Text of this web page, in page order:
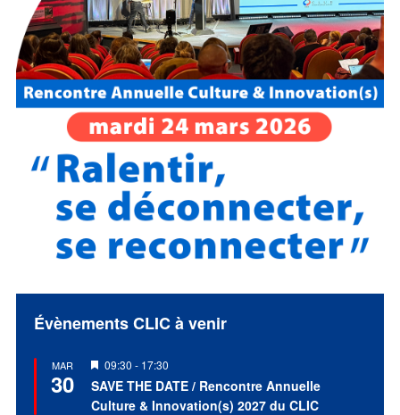
Évènements CLIC à venir
MAR
30
Mis
en
avant
09:30 - 17:30
SAVE THE DATE / Rencontre Annuelle
Culture & Innovation(s) 2027 du CLIC